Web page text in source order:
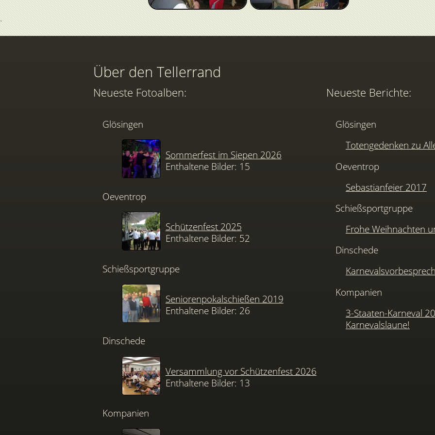
Über den Tellerrand
Neueste Fotoalben:
Glösingen
Sommerfest im Siepen 2026
Enthaltene Bilder: 15
Oeventrop
Schützenfest 2025
Enthaltene Bilder: 52
Schießsportgruppe
Seniorenpokalschießen 2019
Enthaltene Bilder: 26
Dinschede
Versammlung vor Schützenfest 2026
Enthaltene Bilder: 13
Kompanien
Neueste Berichte:
Glösingen
Totengedenken zu
Oeventrop
Sebastianfeier 2017
Schießsportgruppe
Frohe Weihnachten
Dinschede
Kompanien
3-Staaten-Karneval
Karnevalslaune!